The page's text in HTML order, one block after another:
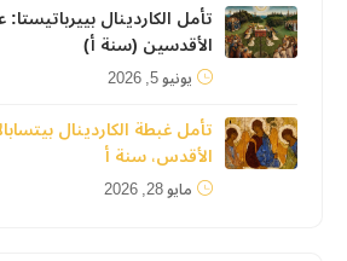
تأمل الكاردينال
الأقدسين (سنة أ)
يونيو 5, 2026
تأمل غبطة الكاردينال
الأقدس، سنة أ
مايو 28, 2026